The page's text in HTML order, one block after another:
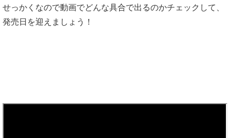
せっかくなので動画でどんな具合で出るのかチェックして、
発売日を迎えましょう！